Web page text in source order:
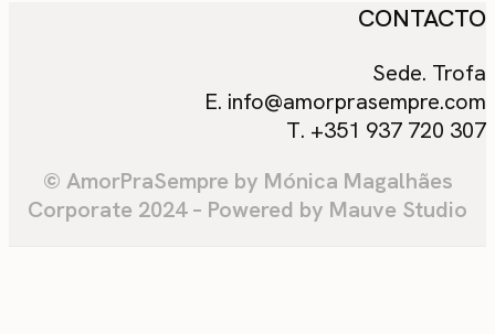
CONTACTO
Sede. Trofa
E. info@amorprasempre.com
T. +351 937 720 307
© AmorPraSempre by Mónica Magalhães
Corporate 2024 – Powered by Mauve Studio